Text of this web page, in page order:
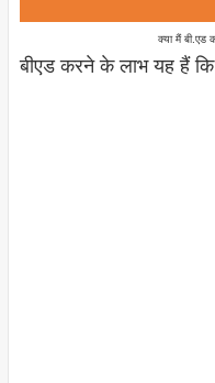
क्या मैं
बीएड करने के लाभ यह हैं